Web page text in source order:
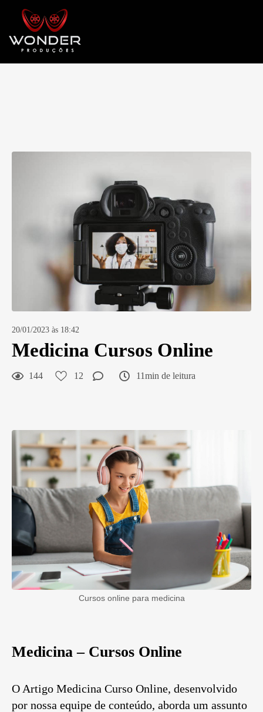
20/01/2023 às 18:42
Medicina Cursos Online
144 12 11min de leitura
Cursos online para medicina
Medicina – Cursos Online
O Artigo Medicina Curso Online, desenvolvido
por nossa equipe de conteúdo, aborda um assunto